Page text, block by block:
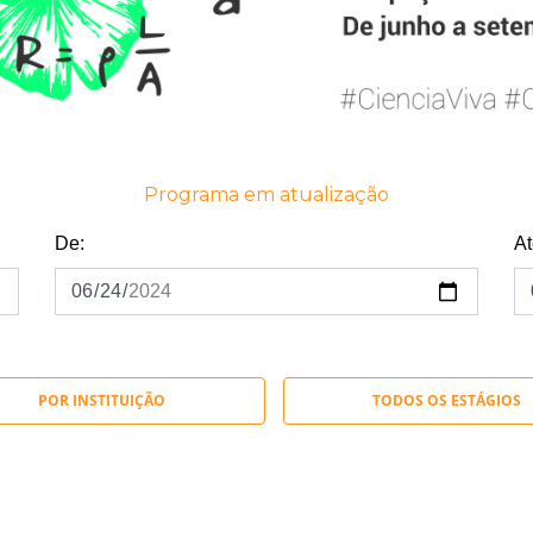
Programa em atualização
De:
POR INSTITUIÇÃO TODOS OS ESTÁGIOS